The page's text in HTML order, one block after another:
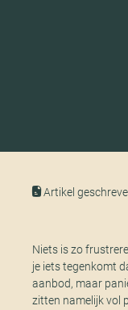
Artikel
Niets is zo
je iets tegenkomt
aanbod, maar
zitten namelijk vol